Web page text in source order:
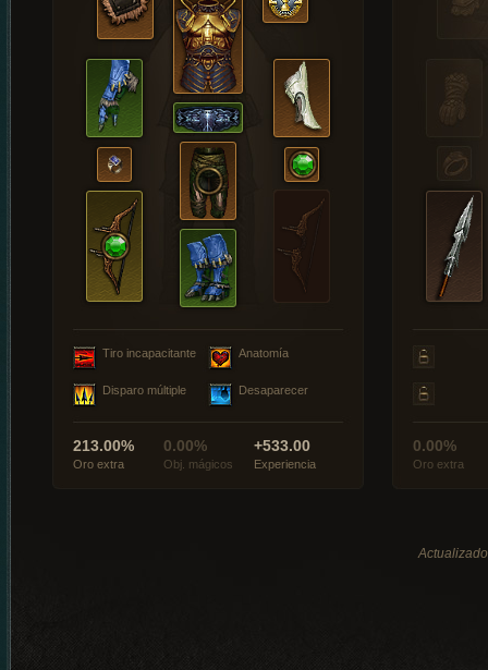
Tiro incapacitante Anatomía
Disparo múltiple Desaparecer
213.00%
Oro extra
0.00%
Obj. mágicos
+533.00
Experiencia
0.00%
Oro extra